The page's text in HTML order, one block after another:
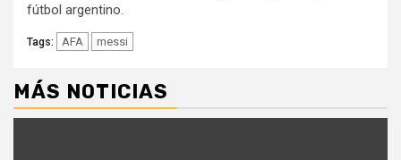
fútbol argentino.
Tags: AFA messi
MÁS NOTICIAS